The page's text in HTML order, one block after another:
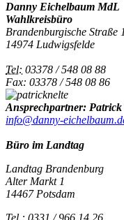
Danny Eichelbaum MdL
Wahlkreisbüro
Brandenburgische Straße
14974 Ludwigsfelde
Tel: 03378 / 548 08 88
Fax: 03378 / 548 08 86
Ansprechpartner: Patrick
info@danny-
Büro im Landtag
Landtag Brandenburg
Alter Markt 1
14467 Potsdam